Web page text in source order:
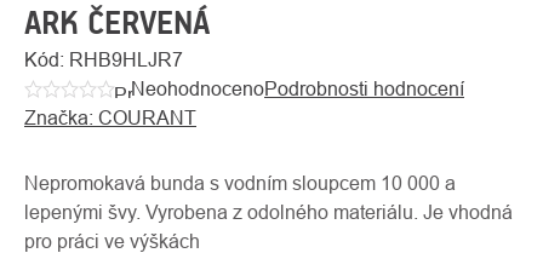
ARK ČERVENÁ
Kód: RHB9HLJR7
Průměrné
hodnocení
je
0,0
z
NeohodnocenoPodrobnosti hodnocení
Značka: COURANT
Nepromokavá bunda s vodním sloupcem 10 000 a
lepenými švy. Vyrobena z odolného materiálu. Je vhodná
pro práci ve výškách